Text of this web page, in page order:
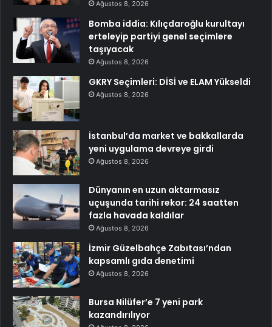
Ağustos 8, 2026
Bomba iddia: Kılıçdaroğlu kurultayı
erteleyip partiyi genel seçimlere
taşıyacak
Ağustos 8, 2026
GKRY Seçimleri: DİSİ ve ELAM Yükseldi
Ağustos 8, 2026
İstanbul’da market ve bakkallarda
yeni uygulama devreye girdi
Ağustos 8, 2026
Dünyanın en uzun aktarmasız
uçuşunda tarihi rekor: 24 saatten
fazla havada kaldılar
Ağustos 8, 2026
İzmir Güzelbahçe Zabıtası’ndan
kapsamlı gıda denetimi
Ağustos 8, 2026
Bursa Nilüfer’e 7 yeni park
kazandırılıyor